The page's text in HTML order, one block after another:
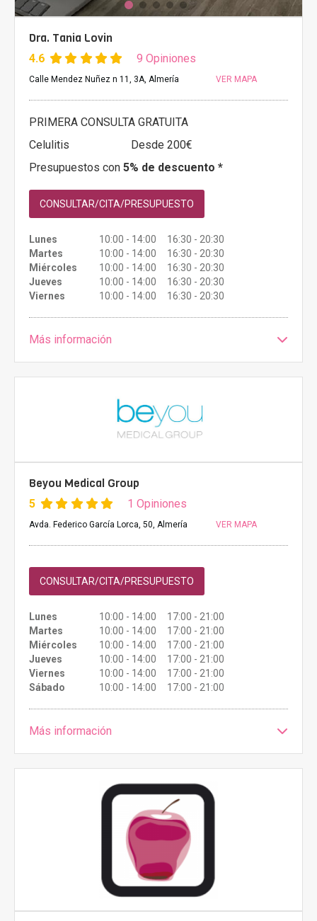
Dra. Tania Lovin
4.6 9 Opiniones
Calle Mendez Nuñez n 11, 3A, Almería VER MAPA
PRIMERA CONSULTA GRATUITA
Celulitis
Desde 200€
Presupuestos con 5% de descuento *
CONSULTAR/CITA/PRESUPUESTO
Lunes
10:00 - 14:00 16:30 - 20:30
Martes
10:00 - 14:00 16:30 - 20:30
Miércoles
10:00 - 14:00 16:30 - 20:30
Jueves
10:00 - 14:00 16:30 - 20:30
Viernes
10:00 - 14:00 16:30 - 20:30
Más información
Beyou Medical Group
5 1 Opiniones
Avda. Federico García Lorca, 50, Almería VER MAPA
CONSULTAR/CITA/PRESUPUESTO
Lunes
10:00 - 14:00 17:00 - 21:00
Martes
10:00 - 14:00 17:00 - 21:00
Miércoles
10:00 - 14:00 17:00 - 21:00
Jueves
10:00 - 14:00 17:00 - 21:00
Viernes
10:00 - 14:00 17:00 - 21:00
Sábado
10:00 - 14:00 17:00 - 21:00
Más información